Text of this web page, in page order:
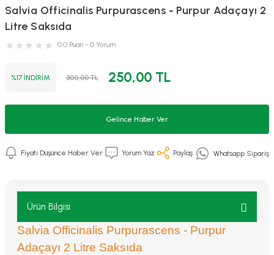
Salvia Officinalis Purpurascens - Purpur Adaçayı 2
Litre Saksıda
0.0 Puan - 0 Yorum
%17 İNDİRİM 300,00 TL 250,00 TL
Gelince Haber Ver
Fiyatı Düşünce Haber Ver Yorum Yaz Paylaş Whatsapp Sipariş
Ürün Bilgisi
Salvia Officinalis Purpurascens - Purpur
Adaçayı 2 Litre Saksıda